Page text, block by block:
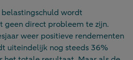
wordt
geen direct probleem te zijn.
weer positieve rendementen
uiteindelijk nog steeds 36%